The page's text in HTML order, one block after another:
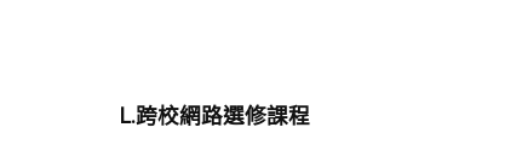
L.跨校網路選修課程